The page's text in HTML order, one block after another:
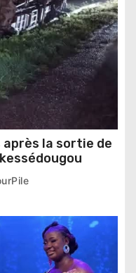
après la sortie de